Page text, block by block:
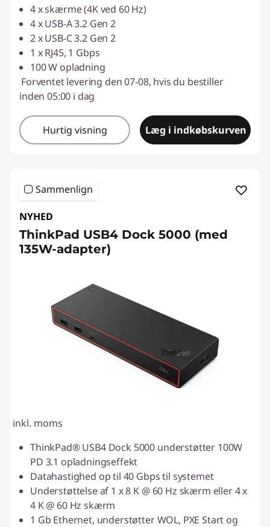
4 x skærme (4K ved 60 Hz)
4 x USB-A 3.2 Gen 2
2 x USB-C 3.2 Gen 2
1 x RJ45, 1 Gbps
100 W opladning
Forventet levering den 07-08, hvis du bestiller
inden 05:00 i dag
Hurtig visning Læg i indkøbskurven
Sammenlign
NYHED
ThinkPad USB4 Dock 5000 (med
135W-adapter)
inkl. moms
ThinkPad® USB4 Dock 5000 understøtter 100W
PD 3.1 opladningseffekt
Datahastighed op til 40 Gbps til systemet
Understøttelse af 1 x 8 K @ 60 Hz skærm eller 4 x
4 K @ 60 Hz skærm
1 Gb Ethernet, understøtter WOL, PXE Start og